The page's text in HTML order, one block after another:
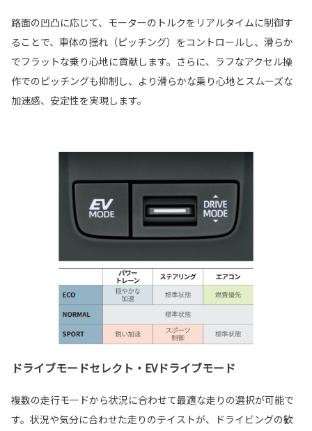
路面の凹凸に応じて、モーターのトルクをリアルタイムに制御す
ることで、車体の揺れ（ピッチング）をコントロールし、滑らか
でフラットな乗り心地に貢献します。さらに、ラフなアクセル操
作でのピッチングも抑制し、より滑らかな乗り心地とスムーズな
加速感、安定性を実現します。
ドライブモードセレクト・EVドライブモード
複数の走行モードから状況に合わせて最適な走りの選択が可能で
す。状況や気分に合わせた走りのテイストが、ドライビングの歓